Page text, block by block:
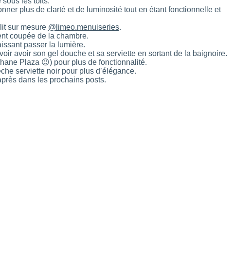
plus de clarté et de luminosité tout en étant fonctionnelle et
sur mesure @limeo.menuiseries.
coupée de la chambre.
passer la lumière.
avoir son gel douche et sa serviette en sortant de la baignoire.
Plaza 😉) pour plus de fonctionnalité.
serviette noir pour plus d’élégance.
dans les prochains posts.